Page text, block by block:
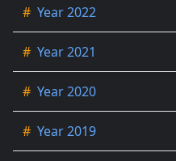
# Year 2022
# Year 2021
# Year 2020
# Year 2019